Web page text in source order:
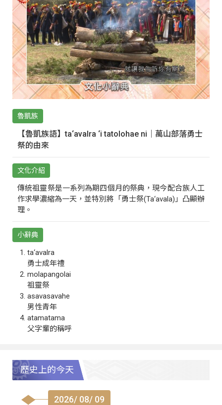
魯凱族
【魯凱族語】ta‘avalra ‘i tatolohae ni｜萬山部落勇士
祭的由來
文化介紹
傳統祖靈祭是一系列為期四個月的祭典，現今配合族人工
作求學濃縮為一天，並特別將「勇士祭(Ta‘avala)」凸顯辦
理。
小辭典
ta‘avalra
勇士成年禮
molapangolai
祖靈祭
asavasavahe
男性青年
atamatama
父字輩的稱呼
歷史上的今天
2026/ 08/ 09